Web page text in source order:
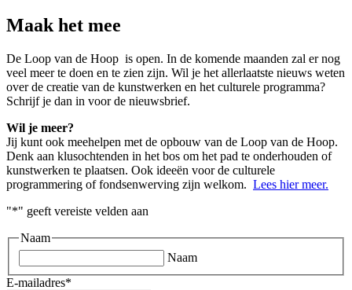
Maak het mee
De Loop van de Hoop is open. In de komende maanden zal er nog
veel meer te doen en te zien zijn. Wil je het allerlaatste nieuws weten
over de creatie van de kunstwerken en het culturele programma?
Schrijf je dan in voor de nieuwsbrief.‍
Wil je meer?
Jij kunt ook meehelpen met de opbouw van de Loop van de Hoop.
Denk aan klusochtenden in het bos om het pad te onderhouden of
kunstwerken te plaatsen. Ook ideeën voor de culturele
programmering of fondsenwerving zijn welkom. Lees hier meer.
"*" geeft vereiste velden aan
Naam
Naam
E-mailadres*